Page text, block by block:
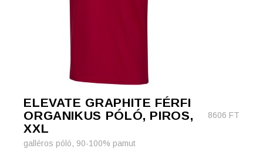
ELEVATE GRAPHITE FÉRFI
ORGANIKUS PÓLÓ, PIROS,
XXL
8606 FT
galléros póló, 90-100% pamut